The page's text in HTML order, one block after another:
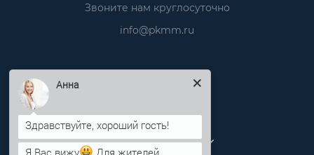
Звоните нам круглосуточно
info@pkmm.ru
Личный кабинет
Здравствуйте, хороший гость!